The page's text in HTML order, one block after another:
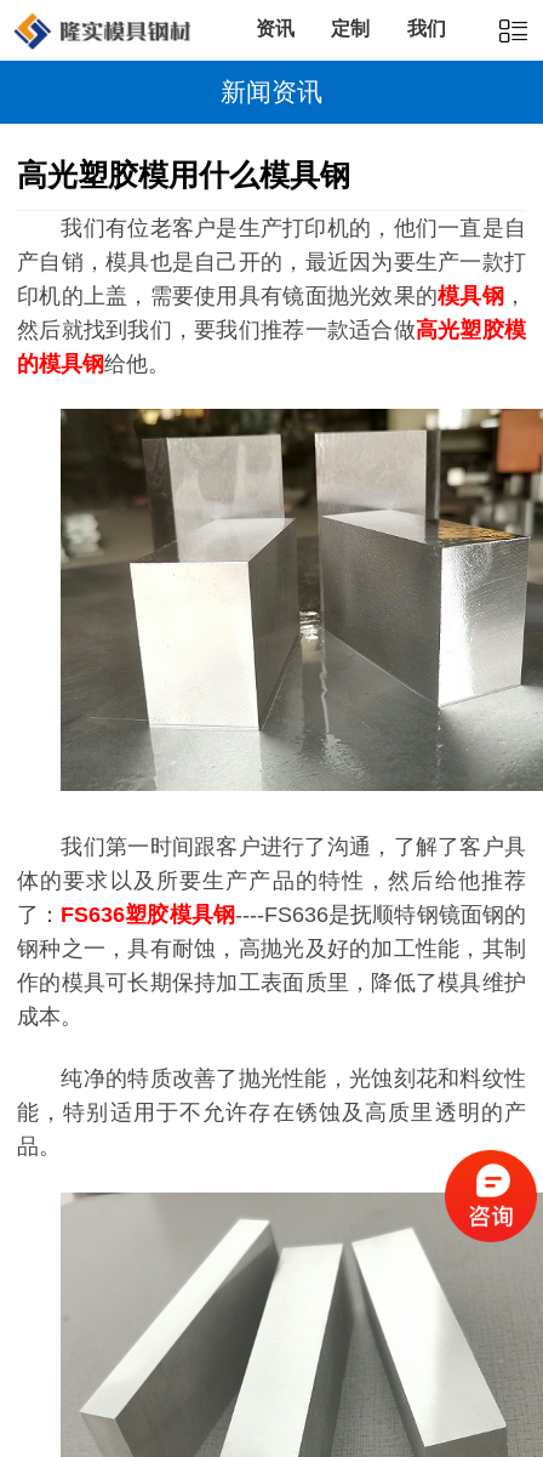
资讯 定制 我们
新闻资讯
高光塑胶模用什么模具钢
我们有位老客户是生产打印机的，他们一直是自
产自销，模具也是自己开的，最近因为要生产一款打
印机的上盖，需要使用具有镜面抛光效果的模具钢 ，
然后就找到我们，要我们推荐一款适合做高光塑胶模
的模具钢给他。
我们第一时间跟客户进行了沟通，了解了客户具
体的要求以及所要生产产品的特性，然后给他推荐
了： FS636塑胶模具钢----FS636是抚顺特钢镜面钢的
钢种之一，具有耐蚀，高抛光及好的加工性能，其制
作的模具可长期保持加工表面质里，降低了模具维护
成本。
纯净的特质改善了抛光性能，光蚀刻花和料纹性
能，特别适用于不允许存在锈蚀及高质里透明的产
品。